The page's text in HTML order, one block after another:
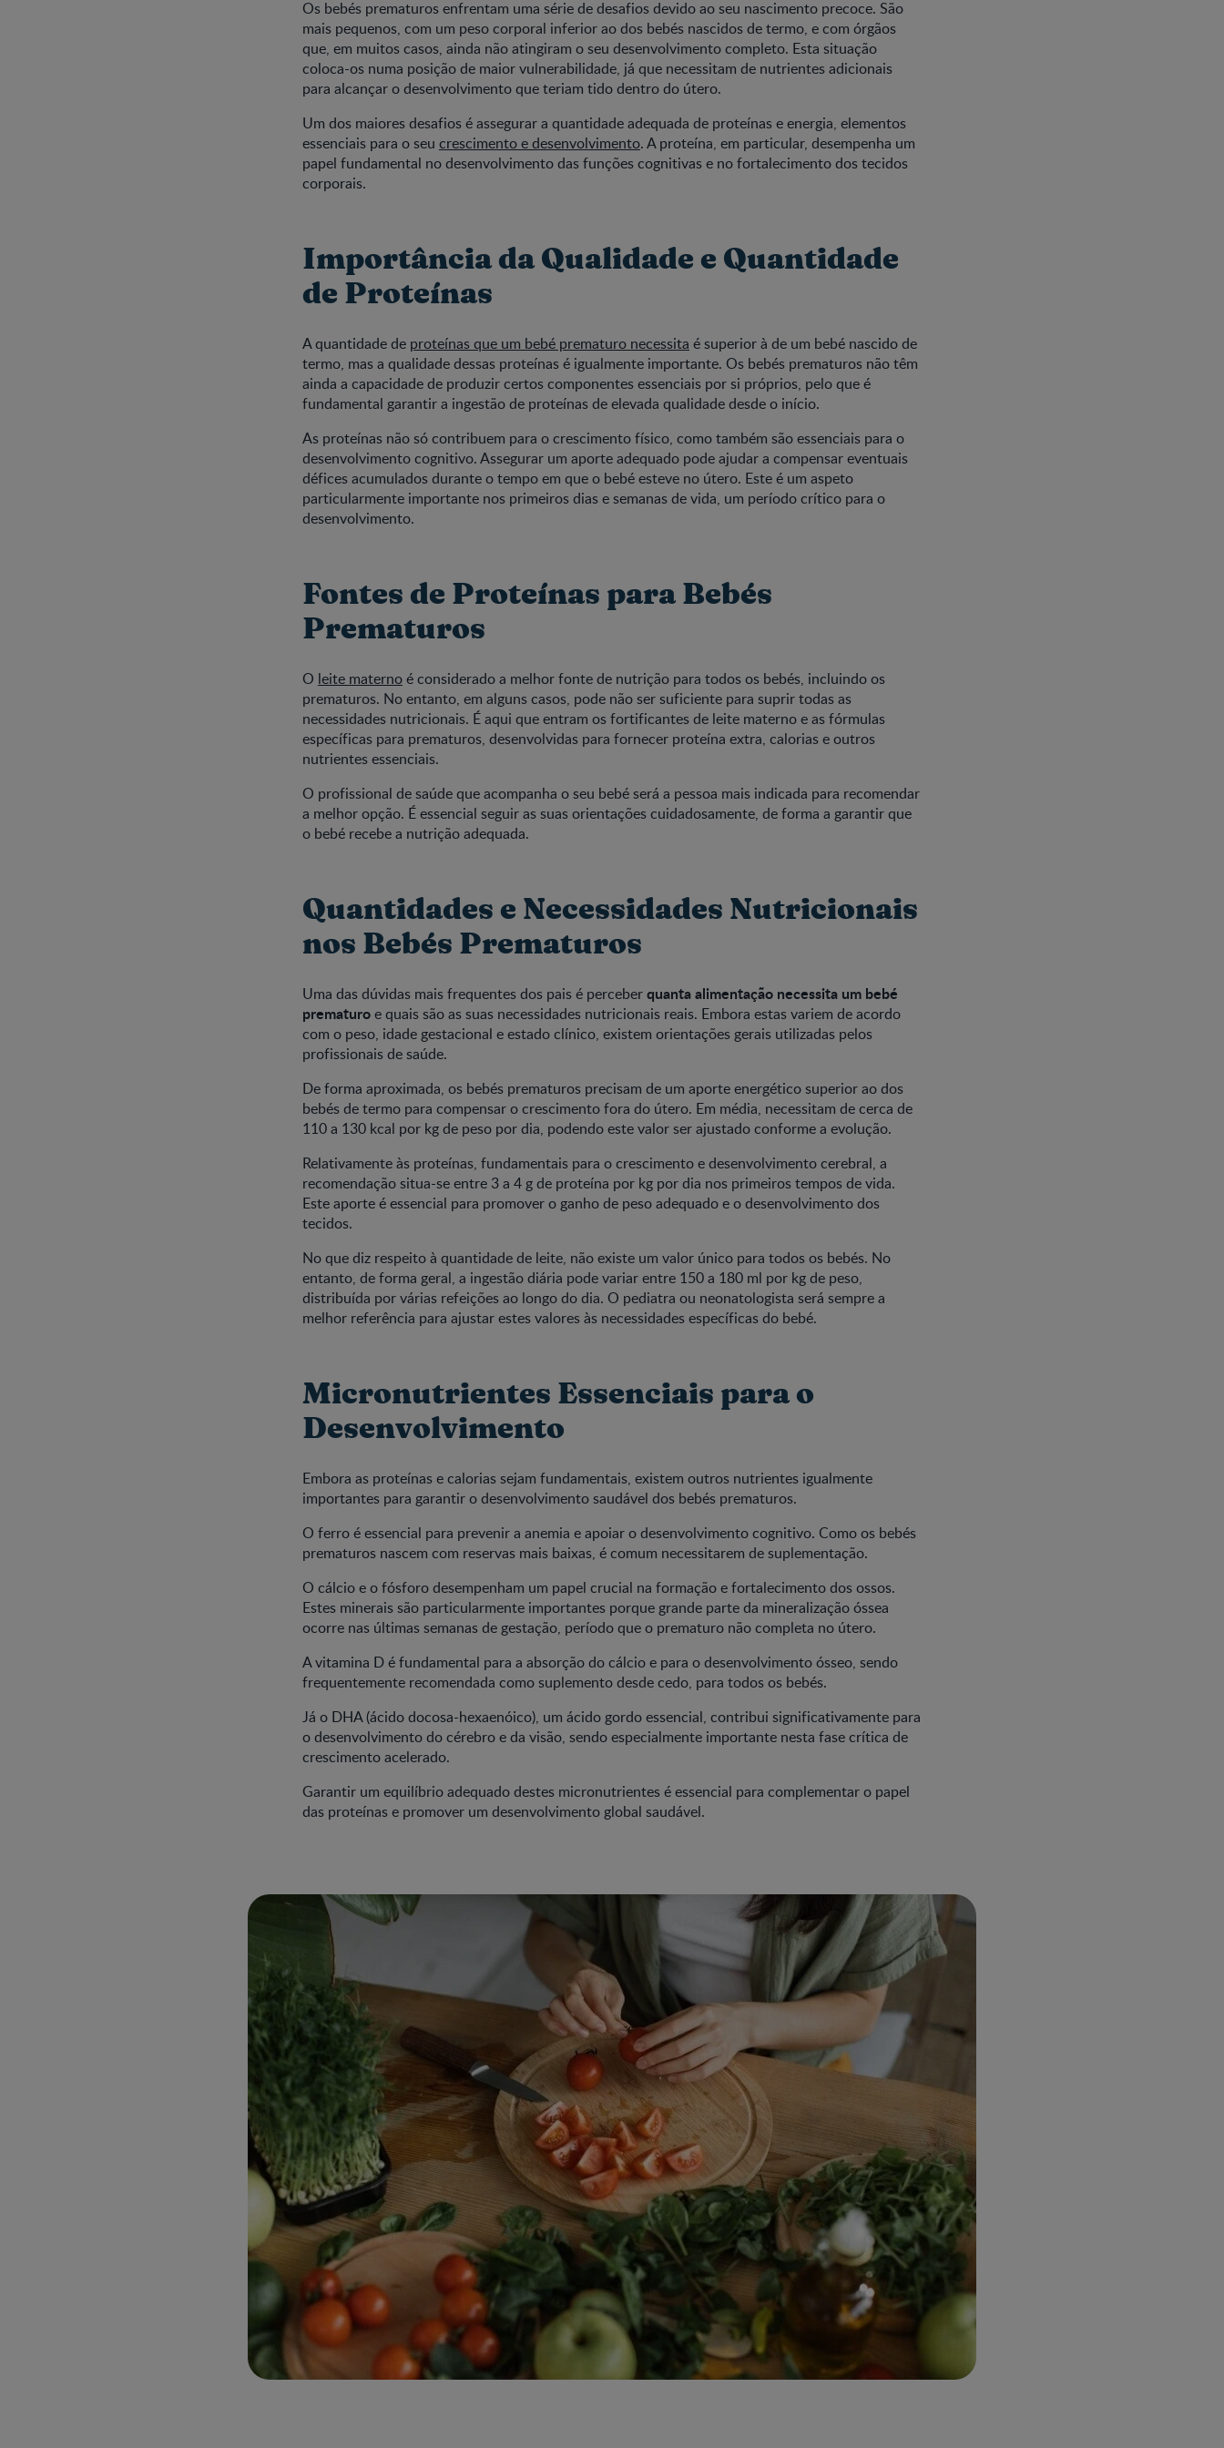
Os bebés prematuros enfrentam uma série de desafios devido ao seu nascimento precoce. São
mais pequenos, com um peso corporal inferior ao dos bebés nascidos de termo, e com órgãos
que, em muitos casos, ainda não atingiram o seu desenvolvimento completo. Esta situação
coloca-os numa posição de maior vulnerabilidade, já que necessitam de nutrientes adicionais
para alcançar o desenvolvimento que teriam tido dentro do útero.
Um dos maiores desafios é assegurar a quantidade adequada de proteínas e energia, elementos
essenciais para o seu crescimento e desenvolvimento. A proteína, em particular, desempenha um
papel fundamental no desenvolvimento das funções cognitivas e no fortalecimento dos tecidos
corporais.
Importância da Qualidade e Quantidade
de Proteínas
A quantidade de proteínas que um bebé prematuro necessita é superior à de um bebé nascido de
termo, mas a qualidade dessas proteínas é igualmente importante. Os bebés prematuros não têm
ainda a capacidade de produzir certos componentes essenciais por si próprios, pelo que é
fundamental garantir a ingestão de proteínas de elevada qualidade desde o início.
As proteínas não só contribuem para o crescimento físico, como também são essenciais para o
desenvolvimento cognitivo. Assegurar um aporte adequado pode ajudar a compensar eventuais
défices acumulados durante o tempo em que o bebé esteve no útero. Este é um aspeto
particularmente importante nos primeiros dias e semanas de vida, um período crítico para o
desenvolvimento.
Fontes de Proteínas para Bebés
Prematuros
O leite maternoé considerado a melhor fonte de nutrição para todos os bebés, incluindo os
prematuros. No entanto, em alguns casos, pode não ser suficiente para suprir todas as
necessidades nutricionais. É aqui que entram os fortificantes de leite materno e as fórmulas
específicas para prematuros, desenvolvidas para fornecer proteína extra, calorias e outros
nutrientes essenciais.
O profissional de saúde que acompanha o seu bebé será a pessoa mais indicada para recomendar
a melhor opção. É essencial seguir as suas orientações cuidadosamente, de forma a garantir que
o bebé recebe a nutrição adequada.
Quantidades e Necessidades Nutricionais
nos Bebés Prematuros
Uma das dúvidas mais frequentes dos pais é perceberquanta alimentação necessita um bebé
prematuroe quais são as suas necessidades nutricionais reais. Embora estas variem de acordo
com o peso, idade gestacional e estado clínico, existem orientações gerais utilizadas pelos
profissionais de saúde.
De forma aproximada, os bebés prematuros precisam de um aporte energético superior ao dos
bebés de termo para compensar o crescimento fora do útero. Em média, necessitam de cerca de
110 a 130 kcal por kg de peso por dia, podendo este valor ser ajustado conforme a evolução.
Relativamente às proteínas, fundamentais para o crescimento e desenvolvimento cerebral, a
recomendação situa-se entre 3 a 4 g de proteína por kg por dia nos primeiros tempos de vida.
Este aporte é essencial para promover o ganho de peso adequado e o desenvolvimento dos
tecidos.
No que diz respeito à quantidade de leite, não existe um valor único para todos os bebés. No
entanto, de forma geral, a ingestão diária pode variar entre 150 a 180 ml por kg de peso,
distribuída por várias refeições ao longo do dia. O pediatra ou neonatologista será sempre a
melhor referência para ajustar estes valores às necessidades específicas do bebé.
Micronutrientes Essenciais para o
Desenvolvimento
Embora as proteínas e calorias sejam fundamentais, existem outros nutrientes igualmente
importantes para garantir o desenvolvimento saudável dos bebés prematuros.
O ferro é essencial para prevenir a anemia e apoiar o desenvolvimento cognitivo. Como os bebés
prematuros nascem com reservas mais baixas, é comum necessitarem de suplementação.
O cálcio e o fósforo desempenham um papel crucial na formação e fortalecimento dos ossos.
Estes minerais são particularmente importantes porque grande parte da mineralização óssea
ocorre nas últimas semanas de gestação, período que o prematuro não completa no útero.
A vitamina D é fundamental para a absorção do cálcio e para o desenvolvimento ósseo, sendo
frequentemente recomendada como suplemento desde cedo, para todos os bebés.
Já o DHA (ácido docosa-hexaenóico), um ácido gordo essencial, contribui significativamente para
o desenvolvimento do cérebro e da visão, sendo especialmente importante nesta fase crítica de
crescimento acelerado.
Garantir um equilíbrio adequado destes micronutrientes é essencial para complementar o papel
das proteínas e promover um desenvolvimento global saudável.